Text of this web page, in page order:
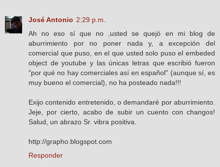
José Antonio 2:29 p.m.
Ah no eso sí que no ,usted se quejó en mi blog de
aburrimiento por no poner nada y, a excepción del
comercial que puso, en el que usted solo puso el embeded
object de youtube y las únicas letras que escribió fueron
"por qué no hay comerciales así en español" (aunque sí, es
muy bueno el comercial), no ha posteado nada!!!
Exijo contenido entretenido, o demandaré por aburrimiento.
Jeje, por cierto, acabo de subir un cuento con changos!
Salud, un abrazo Sr. vibra positiva.
http://grapho.blogspot.com
Responder